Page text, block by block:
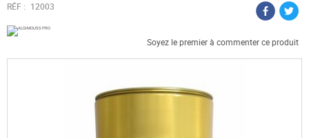
RÉF : 12003
Soyez le premier à commenter ce produit
Passer